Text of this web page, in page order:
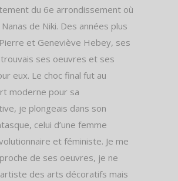
du 6e arrondissement où
de Niki. Des années plus
et Geneviève Hebey, ses
ses oeuvres et ses
eux. Le choc final fut au
moderne pour sa
je plongeais dans son
celui d’une femme
et féministe. Je me
de ses oeuvres, je ne
artiste des arts décoratifs mais